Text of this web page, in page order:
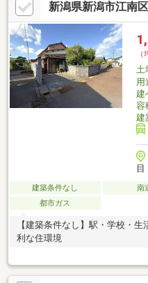
新潟県新潟市江南
土
用
建
容
建
目
建築条件なし 南
都市ガス
【建築条件なし】駅・学校・
利な住環境